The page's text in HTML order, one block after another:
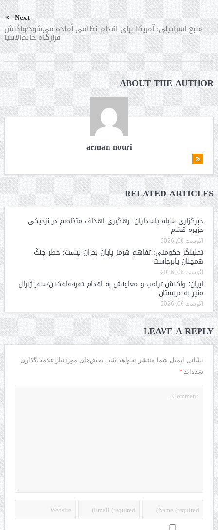
Next
منبع اسرائیلی: آمریکا برای اقدام نظامی آماده می‌شود/واکنش
قرارگاه خاتم‌الانبیا
ABOUT THE AUTHOR
arman nouri
RELATED ARTICLES
خبرگزاری سپاه پاسداران: رهگیری اهداف متخاصم در نزدیکی
جزیره قشم
آگوست 06, 2026
تحلیلگر حکومتی: تفاهم هرمز پایان بحران نیست؛ خطر جنگ
همچنان پابرجاست
آگوست 06, 2026
ایران؛ واکنش ترامپ و معاونش به اقدام تفرقه‌افکنان/سفر ژنرال
منیر به عربستان
آگوست 06, 2026
LEAVE A REPLY
نشانی ایمیل شما منتشر نخواهد شد. بخش‌های موردنیاز علامت‌گذاری
شده‌اند *